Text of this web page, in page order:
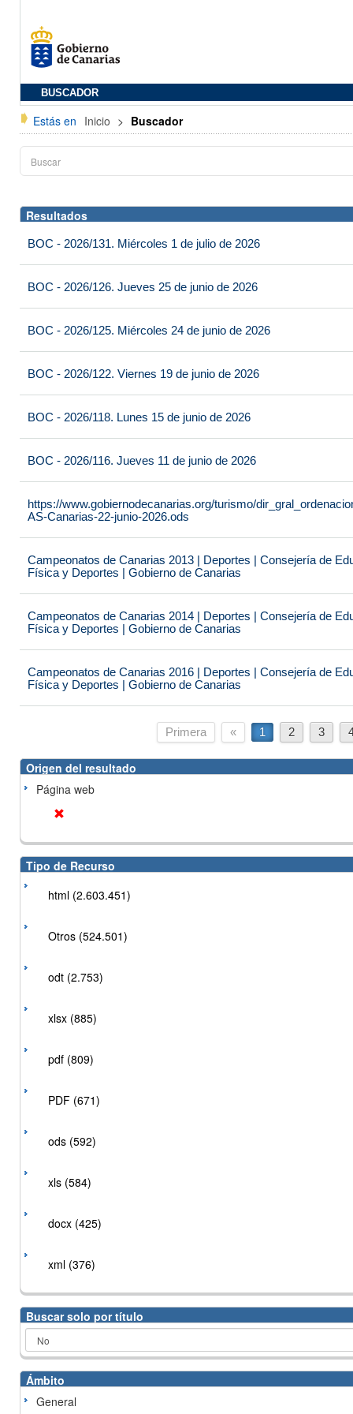
BUSCADOR
Estás en Inicio > Buscador
Resultados
BOC - 2026/131. Miércoles 1 de julio de 2026
BOC - 2026/126. Jueves 25 de junio de 2026
BOC - 2026/125. Miércoles 24 de junio de 2026
BOC - 2026/122. Viernes 19 de junio de 2026
BOC - 2026/118. Lunes 15 de junio de 2026
BOC - 2026/116. Jueves 11 de junio de 2026
https://www.gobiernodecanarias.org/turismo/
AS-Canarias-22-junio-2026.ods
Campeonatos de Canarias 2013 | Deportes | Consejería de
Física y Deportes | Gobierno de Canarias
Campeonatos de Canarias 2014 | Deportes | Consejería de
Física y Deportes | Gobierno de Canarias
Campeonatos de Canarias 2016 | Deportes | Consejería de
Física y Deportes | Gobierno de Canarias
Primera « 1 2 3
Origen del resultado
Página web
Tipo de Recurso
html (2.603.451)
Otros (524.501)
odt (2.753)
xlsx (885)
pdf (809)
PDF (671)
ods (592)
xls (584)
docx (425)
xml (376)
Buscar solo por título
Ámbito
General